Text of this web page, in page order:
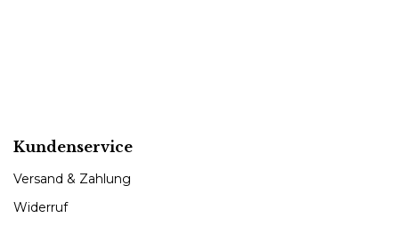
Kundenservice
Versand & Zahlung
Widerruf